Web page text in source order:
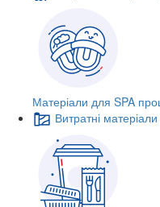
Матеріали для SPA
Витратні